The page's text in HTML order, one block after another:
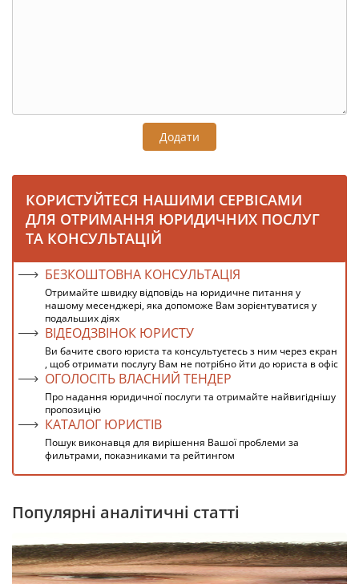
Додати
КОРИСТУЙТЕСЯ НАШИМИ СЕРВІСАМИ
ДЛЯ ОТРИМАННЯ ЮРИДИЧНИХ ПОСЛУГ
ТА КОНСУЛЬТАЦІЙ
БЕЗКОШТОВНА КОНСУЛЬТАЦІЯ
Отримайте швидку відповідь на юридичне питання у
нашому месенджері, яка допоможе Вам зорієнтуватися у
подальших діях
ВІДЕОДЗВІНОК ЮРИСТУ
Ви бачите свого юриста та консультуєтесь з ним через екран
, щоб отримати послугу Вам не потрібно йти до юриста в офіс
ОГОЛОСІТЬ ВЛАСНИЙ ТЕНДЕР
Про надання юридичної послуги та отримайте найвигіднішу
пропозицію
КАТАЛОГ ЮРИСТІВ
Пошук виконавця для вирішення Вашої проблеми за
фильтрами, показниками та рейтингом
Популярні аналітичні статті